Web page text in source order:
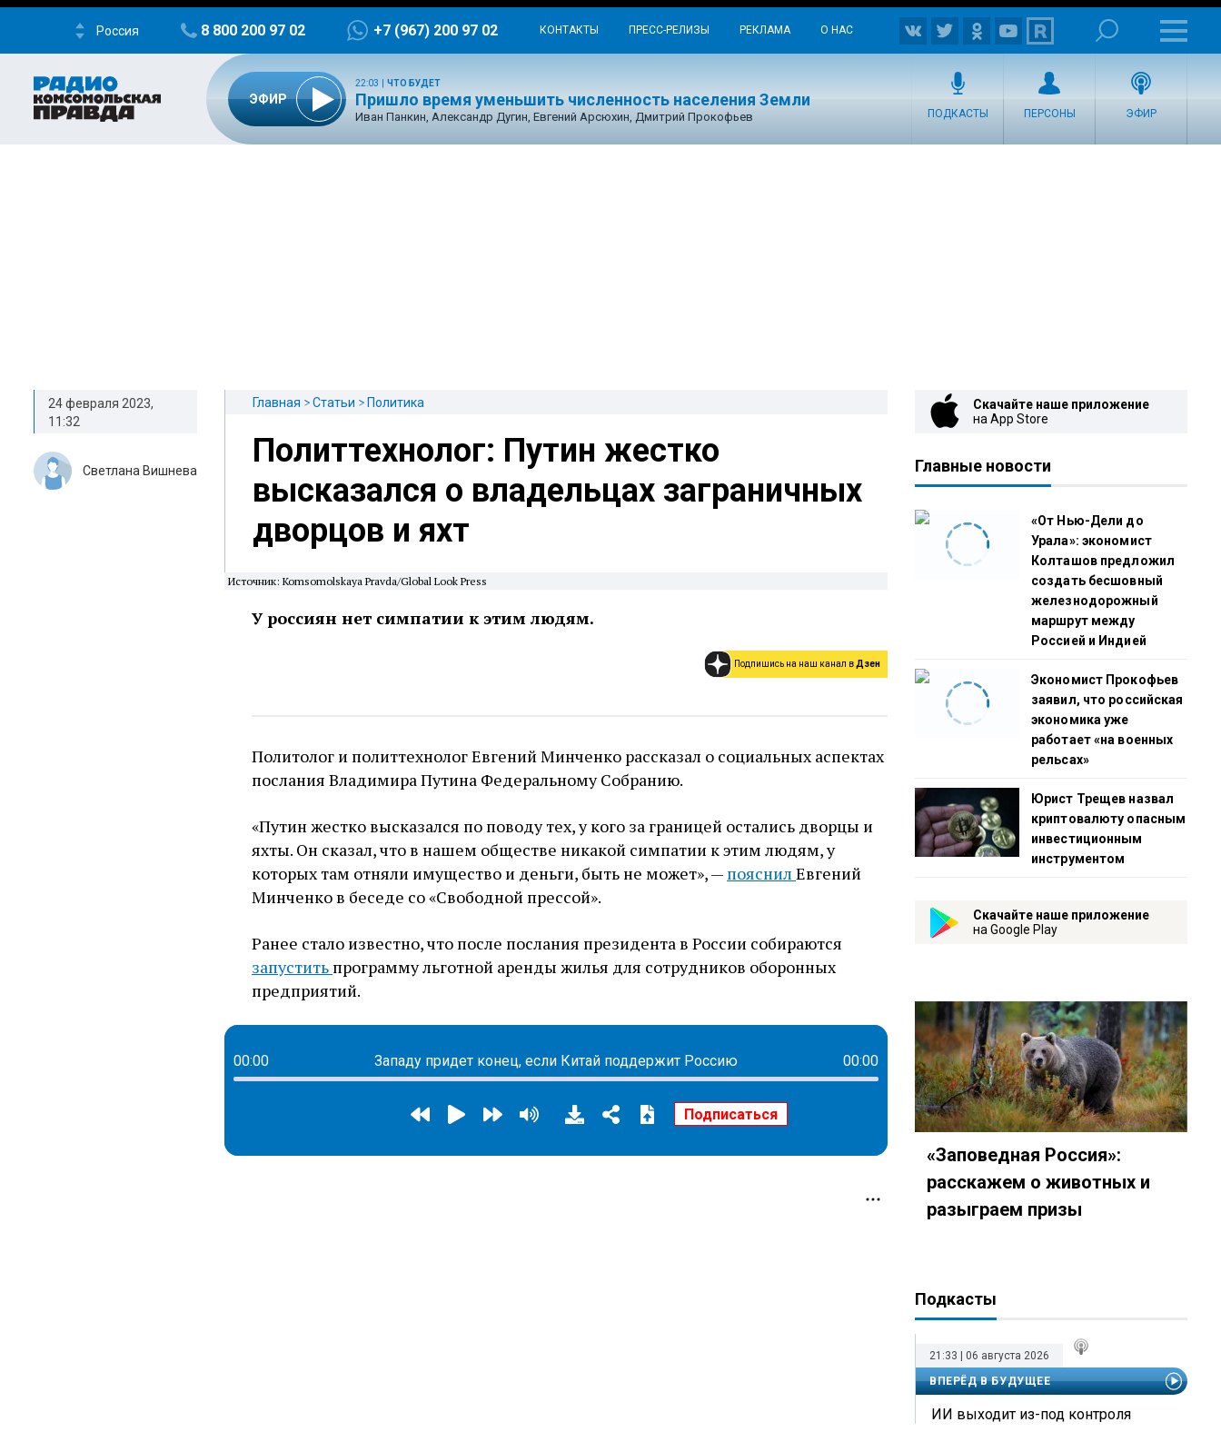
Россия 8 800 200 97 02 +7 (967) 200 97 02 КОНТАКТЫ ПРЕСС-РЕЛИЗЫ РЕКЛАМА О НАС
ЭФИР
22:03 ЧТО БУДЕТ
Пришло время уменьшить численность населения Земли
Иван Панкин, Александр Дугин, Евгений Арсюхин, Дмитрий Прокофьев ПОДКАСТЫ ПЕРСОНЫ ЭФИР
Главная Статьи Политика
Политтехнолог: Путин жестко
высказался о владельцах заграничных
дворцов и яхт
Источник: Komsomolskaya Pravda/Global Look Press
У россиян нет симпатии к этим людям.
Подпишись на наш канал вДзен
Политолог и политтехнолог Евгений Минченко рассказал о социальных аспектах
послания Владимира Путина Федеральному Собранию.
«Путин жестко высказался по поводу тех, у кого за границей остались дворцы и
яхты. Он сказал, что в нашем обществе никакой симпатии к этим людям, у
которых там отняли имущество и деньги, быть не может», — пояснил Евгений
Минченко в беседе со «Свободной прессой».
Ранее стало известно, что после послания президента в России собираются
запустить программу льготной аренды жилья для сотрудников оборонных
предприятий.
00:00 Западу придет конец, если Китай поддержит Россию 00:00
24 февраля 2023,
11:32
Светлана Вишнева
Скачайте наше приложение
на App Store
Главные новости
«От Нью-Дели до
Урала»: экономист
Колташов предложил
создать бесшовный
железнодорожный
маршрут между
Россией и Индией
Экономист Прокофьев
заявил, что российская
экономика уже
работает «на военных
рельсах»
Юрист Трещев назвал
криптовалюту опасным
инвестиционным
инструментом
Скачайте наше приложение
на Google Play
«Заповедная Россия»:
расскажем о животных и
разыграем призы
Подкасты
21:33 | 06 августа 2026
ВПЕРЁД В БУДУЩЕЕ
ИИ выходит из-под контроля